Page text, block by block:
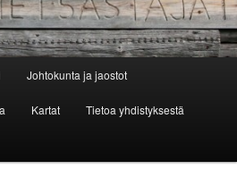
Johtokunta ja jaostot
Kartat Tietoa yhdistyksestä